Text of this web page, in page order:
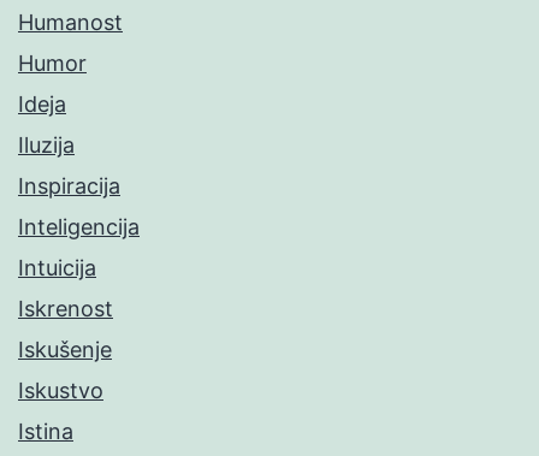
Humanost
Humor
Ideja
Iluzija
Inspiracija
Inteligencija
Intuicija
Iskrenost
Iskušenje
Iskustvo
Istina